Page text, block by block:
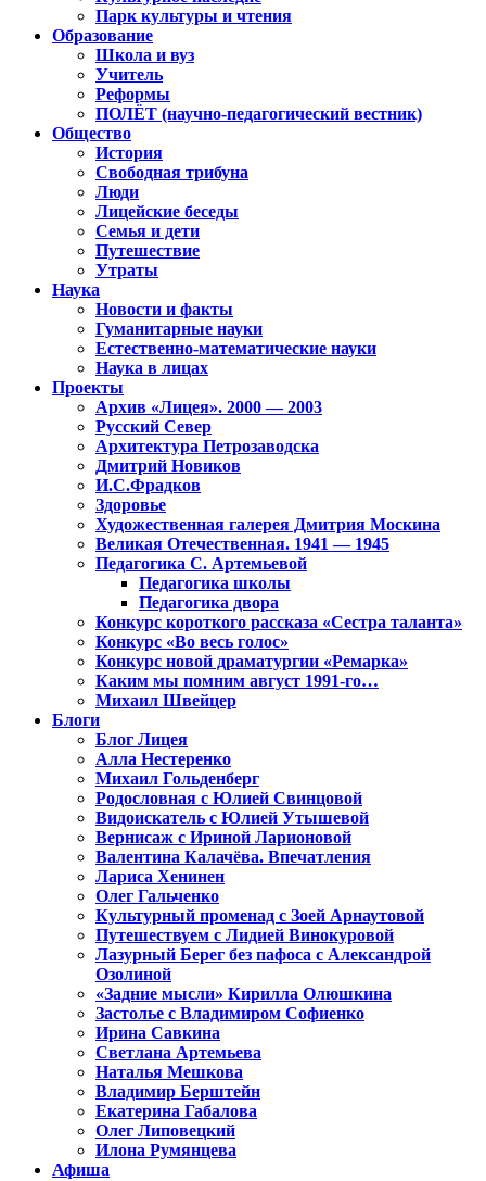
Парк культуры и чтения
Образование
Школа и вуз
Учитель
Реформы
ПОЛЁТ (научно-педагогический вестник)
Общество
История
Свободная трибуна
Люди
Лицейские беседы
Семья и дети
Путешествие
Утраты
Наука
Новости и факты
Гуманитарные науки
Естественно-математические науки
Наука в лицах
Проекты
Архив «Лицея». 2000 — 2003
Русский Север
Архитектура Петрозаводска
Дмитрий Новиков
И.С.Фрадков
Здоровье
Художественная галерея Дмитрия Москина
Великая Отечественная. 1941 — 1945
Педагогика С. Артемьевой
Педагогика школы
Педагогика двора
Конкурс короткого рассказа «Сестра таланта»
Конкурс «Во весь голос»
Конкурс новой драматургии «Ремарка»
Каким мы помним август 1991-го…
Михаил Швейцер
Блоги
Блог Лицея
Алла Нестеренко
Михаил Гольденберг
Родословная с Юлией Свинцовой
Видоискатель с Юлией Утышевой
Вернисаж с Ириной Ларионовой
Валентина Калачёва. Впечатления
Лариса Хенинен
Олег Гальченко
Культурный променад с Зоей Арнаутовой
Путешествуем с Лидией Винокуровой
Лазурный Берег без пафоса с Александрой
Озолиной
«Задние мысли» Кирилла Олюшкина
Застолье с Владимиром Софиенко
Ирина Савкина
Светлана Артемьева
Наталья Мешкова
Владимир Берштейн
Екатерина Габалова
Олег Липовецкий
Илона Румянцева
Афиша